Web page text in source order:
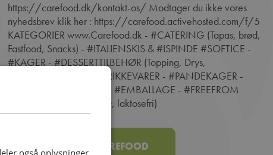
https://carefood.dk/kontakt-os/ Modtager du ikke vores
nyhedsbrev klik her : https://carefood.activehosted.com/f/5
KATEGORIER www.Carefood.dk - #CATERING (Tapas, brød,
Fastfood, Snacks) - #ITALIENSKIS & #ISPINDE #SOFTICE -
#KAGER - #DESSERTTILBEHØR (Topping, Drys,
Dessertpasta, osv. ) - #DRIKKEVARER - #PANDEKAGER -
#VAFLER - #CHURROS - #EMBALLAGE - #FREEFROM
(#Glutenfri, Vegan, ØKO, laktosefri)
SE MERE OM CAREFOOD
også oplysninger